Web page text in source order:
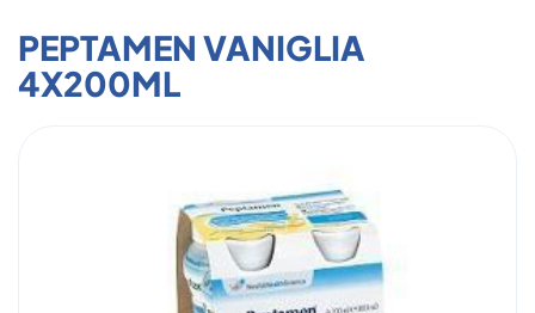
PEPTAMEN VANIGLIA
4X200ML